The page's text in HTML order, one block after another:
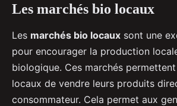
Les marchés bio locaux
Les marchés bio locaux sont une
pour encourager la production
biologique. Ces marchés
locaux de vendre leurs produits
consommateur. Cela permet aux